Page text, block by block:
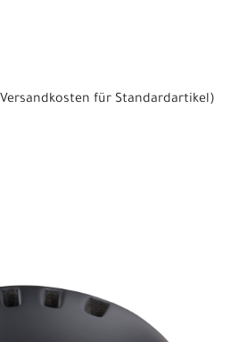
Versandkosten für Standardartikel)